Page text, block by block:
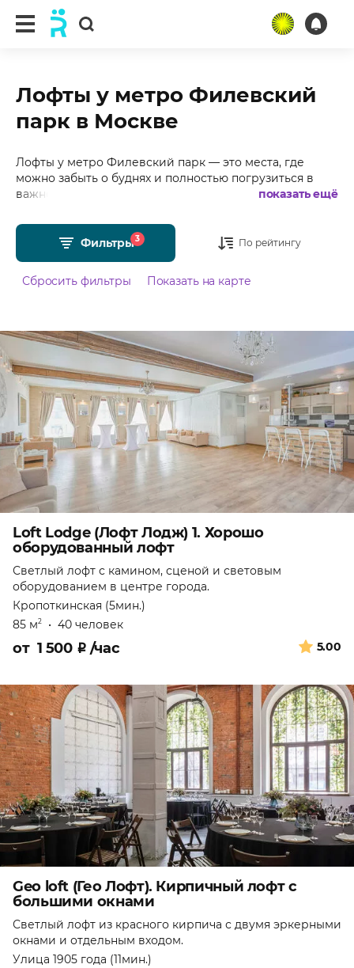
Лофты у метро Филевский
парк в Москве
Лофты у метро Филевский парк — это места, где
можно забыть о буднях и полностью погрузиться в
важное событие. Подобрали для Вас более 30 лофтов
отзывами, средним рейтингом 4.99 из 5 и стоимостью
от 1500 рублей в час.
показать ещё
Фильтры3 По рейтингу
Сбросить фильтры Показать на карте
Loft Lodge (Лофт Лодж) 1. Хорошо
оборудованный лофт
Светлый лофт с камином, сценой и световым
оборудованием в центре города.
Кропоткинская (5мин.)
85 м2 • 40 человек
5.00
от 1 500 ₽ /час
Geo loft (Гео Лофт). Кирпичный лофт с
большими окнами
Светлый лофт из красного кирпича с двумя эркерными
окнами и отдельным входом.
Улица 1905 года (11мин.)